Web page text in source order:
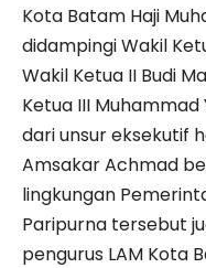
Kota Batam Haji
didampingi Wakil
Wakil Ketua II Budi
Ketua III Muhammad
dari unsur eksekutif
Amsakar Achmad
lingkungan
Paripurna tersebut
pengurus LAM Kota